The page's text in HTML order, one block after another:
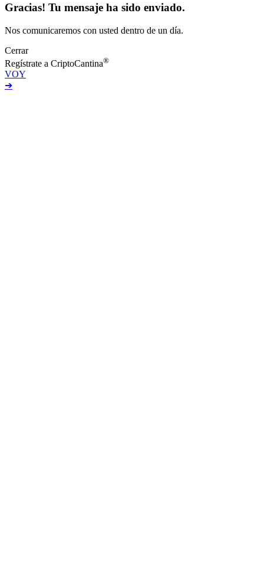
Gracias! Tu mensaje ha sido enviado.
Nos comunicaremos con usted dentro de un día.
Cerrar
Regístrate a CriptoCantina®
VOY
➔